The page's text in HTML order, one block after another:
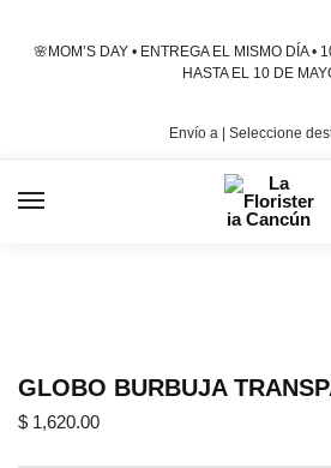
🌸MOM’S DAY • ENTREGA EL MISMO DÍA •
HASTA EL 10 DE
Envío a | Seleccione
GLOBO BURBUJA
$ 1,620.00